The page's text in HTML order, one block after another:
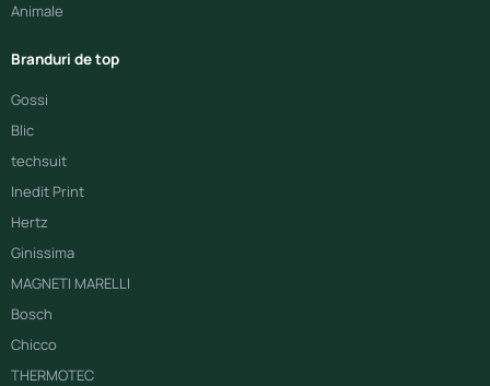
Animale
Branduri de top
Gossi
Blic
techsuit
Inedit Print
Hertz
Ginissima
MAGNETI MARELLI
Bosch
Chicco
THERMOTEC